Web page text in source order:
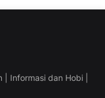
Informasi dan Hobi |